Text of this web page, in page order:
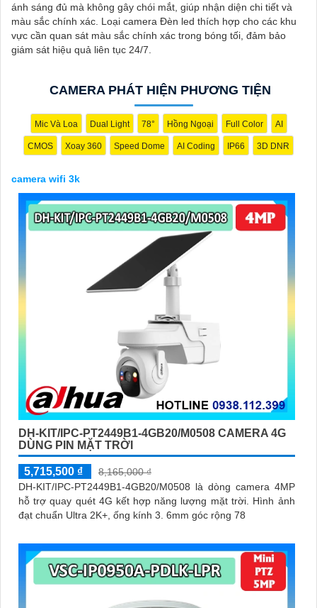
'
ánh sáng đủ mà không gây chói mắt, giúp nhận diện chi tiết và
màu sắc chính xác. Loại camera Đèn led thích hợp cho các khu
vực cần quan sát màu sắc chính xác trong bóng tối, đảm bảo
giám sát hiệu quả liên tục 24/7.
CAMERA PHÁT HIỆN PHƯƠNG TIỆN
Mic Và Loa Dual Light 78° Hồng Ngoại Full Color AI
CMOS Xoay 360 Speed Dome AI Coding IP66 3D DNR
camera wifi 3k
DH-KIT/IPC-PT2449B1-4GB20/M0508 CAMERA 4G
DÙNG PIN MẶT TRỜI
5,715,500 ₫
8,165,000 ₫
DH-KIT/IPC-PT2449B1-4GB20/M0508 là dòng camera 4MP
hỗ trợ quay quét 4G kết hợp năng lượng mặt trời. Hình ảnh
đạt chuẩn Ultra 2K+, ống kính 3. 6mm góc rộng 78